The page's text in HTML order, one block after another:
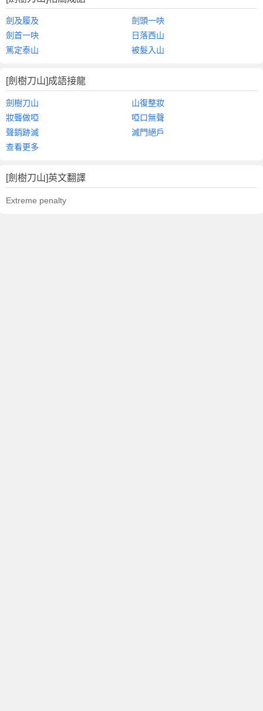
劍及履及
劍頭一吷
劍首一吷
日落西山
篤定泰山
被髮入山
[劍樹刀山]成語接龍
劍樹刀山
山復整妝
妝聾做啞
啞口無聲
聲銷跡滅
滅門絕戶
查看更多
[劍樹刀山]英文翻譯
Extreme penalty